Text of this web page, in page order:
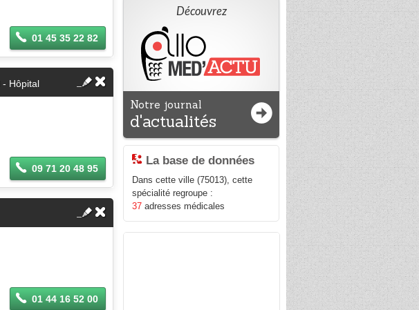
01 45 35 22 82
- Hôpital
09 71 20 48 95
01 44 16 52 00
Découvrez
Notre journal
d'actualités
La base de données
Dans cette ville (75013), cette
spécialité regroupe :
37 adresses médicales